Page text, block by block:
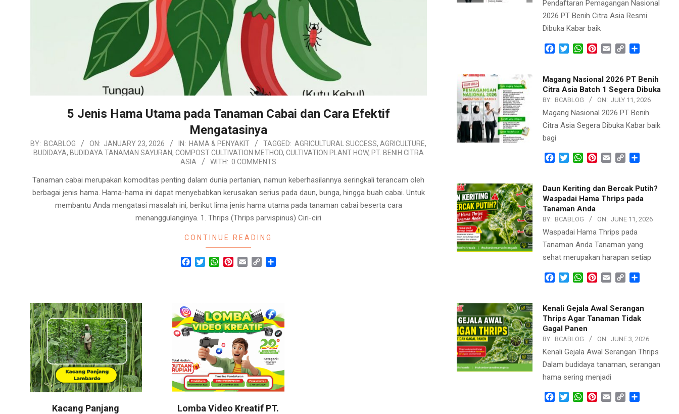
5 Jenis Hama Utama pada Tanaman Cabai dan Cara Efektif
Mengatasinya
2026-
01-
BY: BCABLOG ON: JANUARY 23, 2026 IN: HAMA & PENYAKIT TAGGED: AGRICULTURAL SUCCESS, AGRICULTURE,
BUDIDAYA, BUDIDAYA TANAMAN SAYURAN, COMPOST CULTIVATION METHOD, CULTIVATION PLANT HOW, PT. BENIH CITRA
ASIA
WITH: 0 COMMENTS
Tanaman cabai merupakan komoditas penting dalam dunia pertanian, namun keberhasilannya seringkali terancam oleh
berbagai jenis hama. Hama-hama ini dapat menyebabkan kerusakan serius pada daun, bunga, hingga buah cabai. Untuk
membantu Anda mengatasi masalah ini, berikut lima jenis hama utama pada tanaman cabai beserta cara
menanggulanginya. 1. Thrips (Thrips parvispinus) Ciri-ciri
CONTINUE READING
Facebook
TwitterWhatsApp
Pinterest
Email Copy
Kacang Panjang
Lomba Video Kreatif PT.
Pendaftaran Pemagangan Nasional
2026 PT Benih Citra Asia Resmi
Dibuka Kabar baik
Facebook
TwitterWhatsApp
Pinterest
Email Copy
Magang Nasional 2026 PT Benih
Citra Asia Batch 1 Segera Dibuka
BY: BCABLOG ON: JULY 11, 2026
Magang Nasional 2026 PT Benih
Citra Asia Segera Dibuka Kabar baik
bagi
Facebook
TwitterWhatsApp
Pinterest
Email Copy
Daun Keriting dan Bercak Putih?
Waspadai Hama Thrips pada
Tanaman Anda
BY: BCABLOG ON: JUNE 11, 2026
Waspadai Hama Thrips pada
Tanaman Anda Tanaman yang
sehat merupakan harapan setiap
Facebook
TwitterWhatsApp
Pinterest
Email Copy
Kenali Gejala Awal Serangan
Thrips Agar Tanaman Tidak
Gagal Panen
BY: BCABLOG ON: JUNE 3, 2026
Kenali Gejala Awal Serangan Thrips
Dalam budidaya tanaman, serangan
hama sering menjadi
Facebook
TwitterWhatsApp
Pinterest
Email Copy